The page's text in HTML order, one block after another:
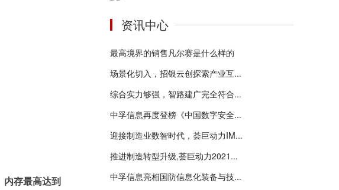
内存最高达到
资讯中心
最高境界的销售凡尔赛是什么样的
场景化切入，招银云创探索产业互...
综合实力够强，智路建广完全符合...
中孚信息再度登榜《中国数字安全...
迎接制造业数智时代，荟巨动力IM...
推进制造转型升级,荟巨动力2021...
中孚信息亮相国防信息化装备与技...